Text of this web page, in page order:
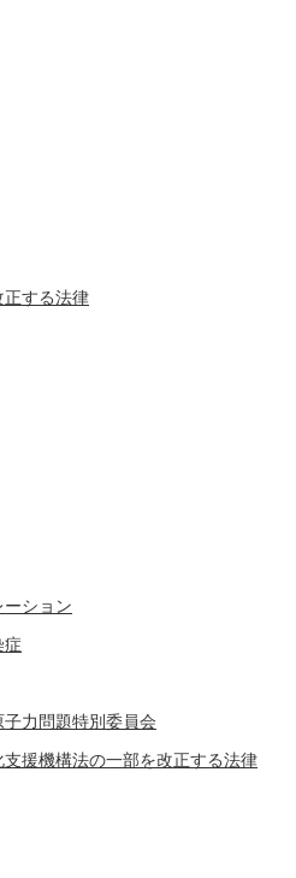
正する法律
ーション
症
力問題特別委員会
援機構法の一部を改正する法律